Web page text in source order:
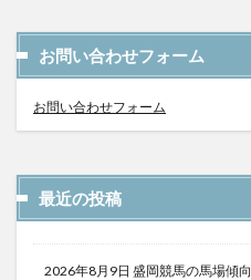
お問い合わせフォーム
お問い合わせフォーム
最近の投稿
2026年8月9日 盛岡競馬の馬場傾